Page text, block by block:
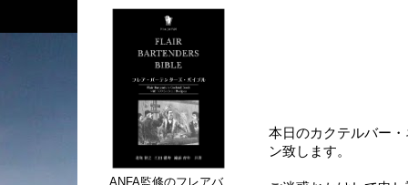
本日のカクテルバー
ン致します。
ANFA監修のフレアバ